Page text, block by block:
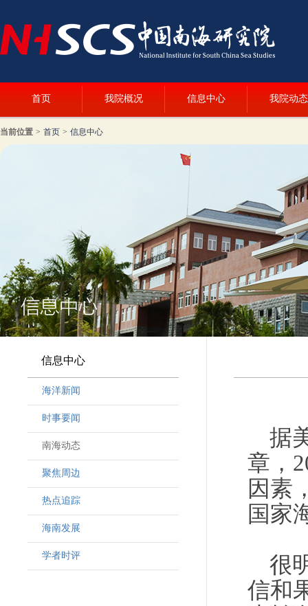
首页 我院概况 信息中心 我院动态
当前位置 > 首页 > 信息中心
信息中心
海洋新闻
时事要闻
南海动态
聚焦周边
热点追踪
海南发展
学者时评
据
章，
因素
国家
很
信和